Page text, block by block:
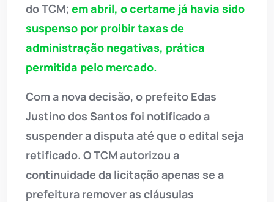
do TCM; em abril, o certame já havia sido
suspenso por proibir taxas de
administração negativas, prática
permitida pelo mercado.
Com a nova decisão, o prefeito Edas
Justino dos Santos foi notificado a
suspender a disputa até que o edital seja
retificado. O TCM autorizou a
continuidade da licitação apenas se a
prefeitura remover as cláusulas